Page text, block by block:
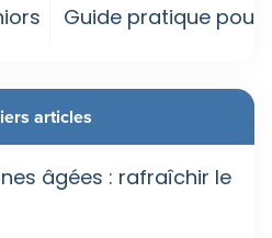
Guide pratique pour
articles
âgées : rafraîchir le